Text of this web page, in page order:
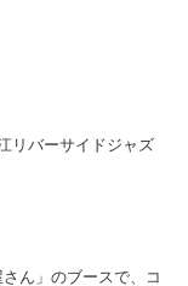
リバーサイドジャズ
ん」のブースで、コ